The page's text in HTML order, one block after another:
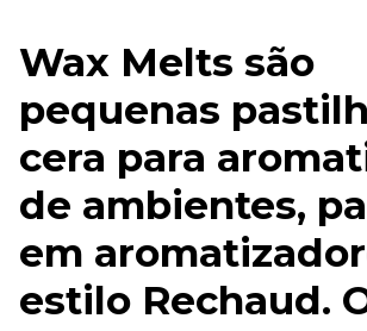
Wax Melts são
pequenas
cera para
de ambientes,
em
estilo Rechaud.